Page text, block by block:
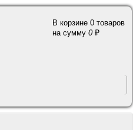
В корзине 0 товаров
на сумму 0